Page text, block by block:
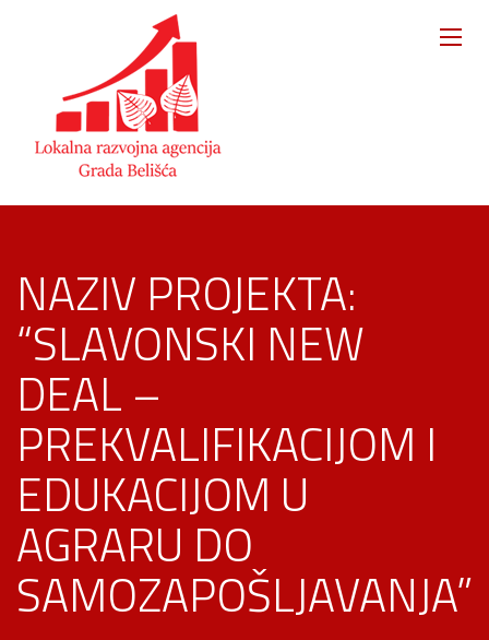
NAZIV PROJEKTA:
“SLAVONSKI NEW
DEAL –
PREKVALIFIKACIJOM I
EDUKACIJOM U
AGRARU DO
SAMOZAPOŠLJAVANJA”